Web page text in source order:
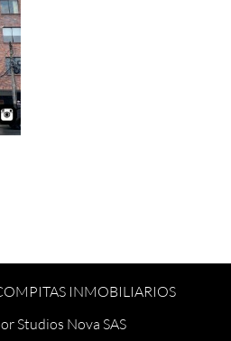
INMOBILIARIOS
Studios Nova SAS